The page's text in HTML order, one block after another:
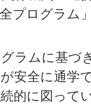
全プログラム
ラムに基づ
安全に通学
的に図って